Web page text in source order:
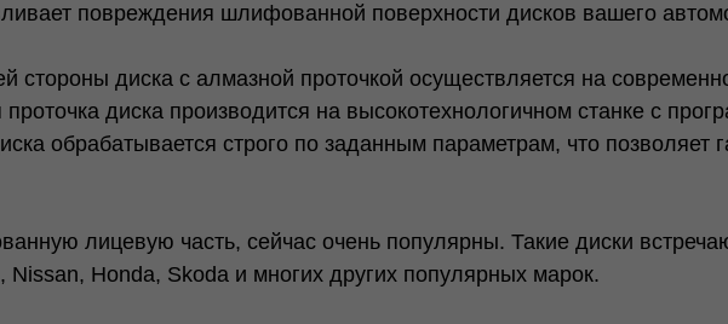
повреждения шлифованной поверхности дисков вашего
стороны диска с алмазной проточкой осуществляется на
диска производится на высокотехнологичном станке с
обрабатывается строго по заданным параметрам, что позволяет
лицевую часть, сейчас очень популярны. Такие диски
Nissan, Honda, Skoda и многих других популярных марок.